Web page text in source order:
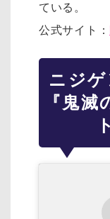
ている。
公式サイト：
ニジ
『鬼